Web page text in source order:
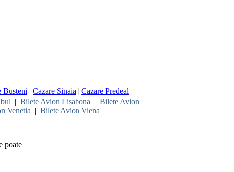
Busteni | Cazare Sinaia | Cazare Predeal
| Bilete Avion Lisabona | Bilete Avion
Venetia | Bilete Avion Viena
poate